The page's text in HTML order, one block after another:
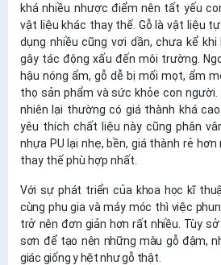
khá nhiều nhược điểm nên tất yếu
vật liệu khác thay thế. Gỗ là vật liệu
dụng nhiều cũng vơi dần, chưa kể
gây tác động xấu đến môi trường.
hậu nóng ẩm, gỗ dễ bị mối mọt, ẩm
thọ sản phẩm và sức khỏe con
nhiên lại thường có giá thành khá
yêu thích chất liệu này cũng phân
nhựa PU lại nhẹ, bền, giá thành rẻ
thay thế phù hợp nhất.
Với sự phát triển của khoa học kĩ
cùng phụ gia và máy móc thì việc
trở nên đơn giản hơn rất nhiều. Tùy
sơn để tạo nên những màu gỗ đậm,
giác giống y hệt như gỗ thật.